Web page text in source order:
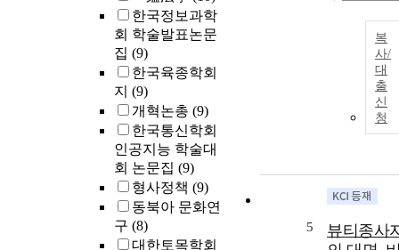
한국정보과학
회 학술발표논문
집 (9)
한국육종학회
지 (9)
개혁논총 (9)
한국통신학회
인공지능 학술대
회 논문집 (9)
형사정책 (9)
동북아 문화연
구 (8)
대한토목학회
복
사/
대
출
신
청
5
뷰티종사